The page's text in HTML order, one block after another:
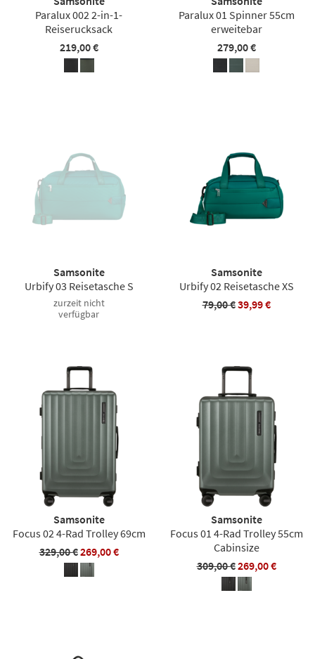
Paralux 002 2-in-1-
Reiserucksack
219,00 €
Paralux 01 Spinner 55cm
erweitebar
279,00 €
Samsonite
Urbify 03 Reisetasche S
zurzeit nicht
verfügbar
Samsonite
Urbify 02 Reisetasche XS
79,00 €39,99 €
Samsonite
Focus 02 4-Rad Trolley 69cm
329,00 €269,00 €
Samsonite
Focus 01 4-Rad Trolley 55cm
Cabinsize
309,00 €269,00 €